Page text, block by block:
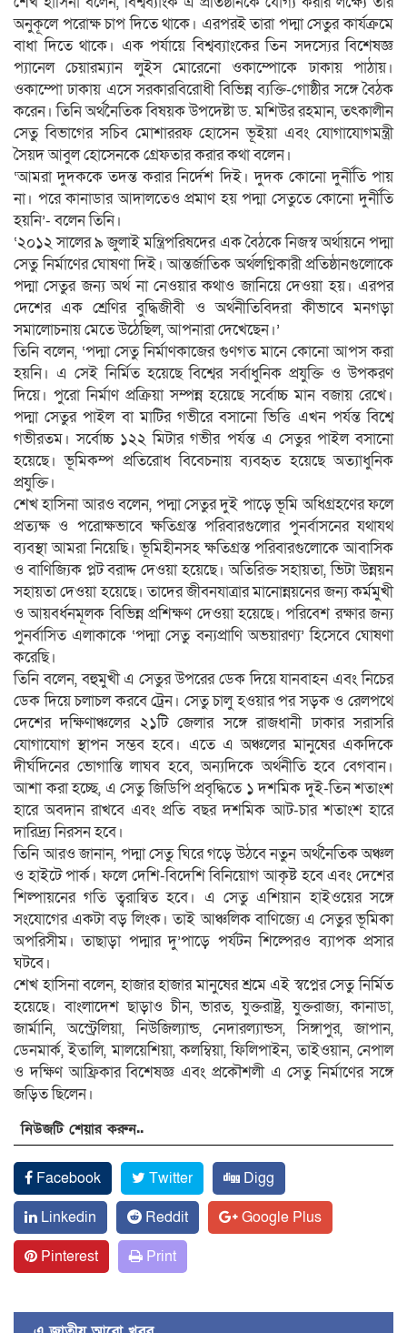
অনুকূলে পরোক্ষ চাপ দিতে থাকে। এরপরই তারা পদ্মা সেতুর কার্যক্রমে
বাধা দিতে থাকে। এক পর্যায়ে বিশ্বব্যাংকের তিন সদস্যের বিশেষজ্ঞ
প্যানেল চেয়ারম্যান লুইস মোরেনো ওকাম্পোকে ঢাকায় পাঠায়।
ওকাম্পো ঢাকায় এসে সরকারবিরোধী বিভিন্ন ব্যক্তি-গোষ্ঠীর সঙ্গে বৈঠক
করেন। তিনি অর্থনৈতিক বিষয়ক উপদেষ্টা ড. মশিউর রহমান, তৎকালীন
সেতু বিভাগের সচিব মোশাররফ হোসেন ভূইয়া এবং যোগাযোগমন্ত্রী
সৈয়দ আবুল হোসেনকে গ্রেফতার করার কথা বলেন।
‘আমরা দুদককে তদন্ত করার নির্দেশ দিই। দুদক কোনো দুর্নীতি পায়
না। পরে কানাডার আদালতেও প্রমাণ হয় পদ্মা সেতুতে কোনো দুর্নীতি
হয়নি’- বলেন তিনি।
‘২০১২ সালের ৯ জুলাই মন্ত্রিপরিষদের এক বৈঠকে নিজস্ব অর্থায়নে পদ্মা
সেতু নির্মাণের ঘোষণা দিই। আন্তর্জাতিক অর্থলগ্নিকারী প্রতিষ্ঠানগুলোকে
পদ্মা সেতুর জন্য অর্থ না নেওয়ার কথাও জানিয়ে দেওয়া হয়। এরপর
দেশের এক শ্রেণির বুদ্ধিজীবী ও অর্থনীতিবিদরা কীভাবে মনগড়া
সমালোচনায় মেতে উঠেছিল, আপনারা দেখেছেন।’
তিনি বলেন, ‘পদ্মা সেতু নির্মাণকাজের গুণগত মানে কোনো আপস করা
হয়নি। এ সেই নির্মিত হয়েছে বিশ্বের সর্বাধুনিক প্রযুক্তি ও উপকরণ
দিয়ে। পুরো নির্মাণ প্রক্রিয়া সম্পন্ন হয়েছে সর্বোচ্চ মান বজায় রেখে।
পদ্মা সেতুর পাইল বা মাটির গভীরে বসানো ভিত্তি এখন পর্যন্ত বিশ্বে
গভীরতম। সর্বোচ্চ ১২২ মিটার গভীর পর্যন্ত এ সেতুর পাইল বসানো
হয়েছে। ভূমিকম্প প্রতিরোধ বিবেচনায় ব্যবহৃত হয়েছে অত্যাধুনিক
প্রযুক্তি।
শেখ হাসিনা আরও বলেন, পদ্মা সেতুর দুই পাড়ে ভূমি অধিগ্রহণের ফলে
প্রত্যক্ষ ও পরোক্ষভাবে ক্ষতিগ্রস্ত পরিবারগুলোর পুনর্বাসনের যথাযথ
ব্যবস্থা আমরা নিয়েছি। ভূমিহীনসহ ক্ষতিগ্রস্ত পরিবারগুলোকে আবাসিক
ও বাণিজ্যিক প্লট বরাদ্দ দেওয়া হয়েছে। অতিরিক্ত সহায়তা, ভিটা উন্নয়ন
সহায়তা দেওয়া হয়েছে। তাদের জীবনযাত্রার মানোন্নয়নের জন্য কর্মমুখী
ও আয়বর্ধনমূলক বিভিন্ন প্রশিক্ষণ দেওয়া হয়েছে। পরিবেশ রক্ষার জন্য
পুনর্বাসিত এলাকাকে ‘পদ্মা সেতু বন্যপ্রাণি অভয়ারণ্য’ হিসেবে ঘোষণা
করেছি।
তিনি বলেন, বহুমুখী এ সেতুর উপরের ডেক দিয়ে যানবাহন এবং নিচের
ডেক দিয়ে চলাচল করবে ট্রেন। সেতু চালু হওয়ার পর সড়ক ও রেলপথে
দেশের দক্ষিণাঞ্চলের ২১টি জেলার সঙ্গে রাজধানী ঢাকার সরাসরি
যোগাযোগ স্থাপন সম্ভব হবে। এতে এ অঞ্চলের মানুষের একদিকে
দীর্ঘদিনের ভোগান্তি লাঘব হবে, অন্যদিকে অর্থনীতি হবে বেগবান।
আশা করা হচ্ছে, এ সেতু জিডিপি প্রবৃদ্ধিতে ১ দশমিক দুই-তিন শতাংশ
হারে অবদান রাখবে এবং প্রতি বছর দশমিক আট-চার শতাংশ হারে
দারিদ্র্য নিরসন হবে।
তিনি আরও জানান, পদ্মা সেতু ঘিরে গড়ে উঠবে নতুন অর্থনৈতিক অঞ্চল
ও হাইটে পার্ক। ফলে দেশি-বিদেশি বিনিয়োগ আকৃষ্ট হবে এবং দেশের
শিল্পায়নের গতি ত্বরান্বিত হবে। এ সেতু এশিয়ান হাইওয়ের সঙ্গে
সংযোগের একটা বড় লিংক। তাই আঞ্চলিক বাণিজ্যে এ সেতুর ভূমিকা
অপরিসীম। তাছাড়া পদ্মার দু’পাড়ে পর্যটন শিল্পেরও ব্যাপক প্রসার
ঘটবে।
শেখ হাসিনা বলেন, হাজার হাজার মানুষের শ্রমে এই স্বপ্নের সেতু নির্মিত
হয়েছে। বাংলাদেশ ছাড়াও চীন, ভারত, যুক্তরাষ্ট্র, যুক্তরাজ্য, কানাডা,
জার্মানি, অস্ট্রেলিয়া, নিউজিল্যান্ড, নেদারল্যান্ডস, সিঙ্গাপুর, জাপান,
ডেনমার্ক, ইতালি, মালয়েশিয়া, কলম্বিয়া, ফিলিপাইন, তাইওয়ান, নেপাল
ও দক্ষিণ আফ্রিকার বিশেষজ্ঞ এবং প্রকৌশলী এ সেতু নির্মাণের সঙ্গে
জড়িত ছিলেন।
নিউজটি শেয়ার করুন..
Facebook Twitter
Digg
Linkedin
Reddit
Google Plus
Pinterest
Print